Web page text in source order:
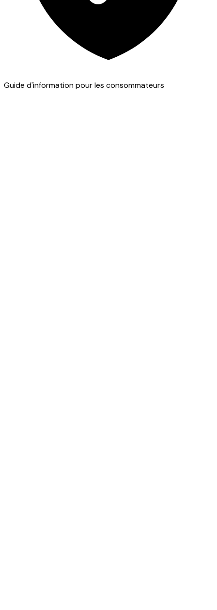
Guide d'information pour les consommateurs